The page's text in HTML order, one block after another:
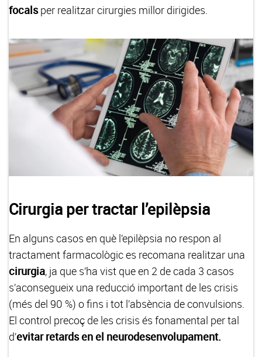
focalsper realitzar cirurgies millor dirigides.
Cirurgia per tractar l’epilèpsia
En alguns casos en què l’epilèpsia no respon al
tractament farmacològic es recomana realitzar una
cirurgia, ja que s’ha vist que en 2 de cada 3 casos
s’aconsegueix una reducció important de les crisis
(més del 90 %) o fins i tot l’absència de convulsions.
El control precoç de les crisis és fonamental per tal
d’evitar retards en el neurodesenvolupament.